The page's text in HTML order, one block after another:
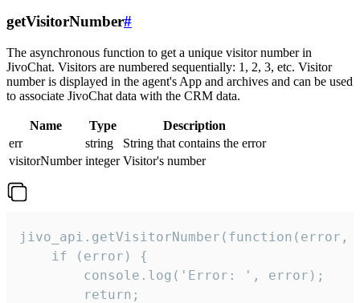
getVisitorNumber#
The asynchronous function to get a unique visitor number in
JivoChat. Visitors are numbered sequentially: 1, 2, 3, etc. Visitor
number is displayed in the agent's App and archives and can be used
to associate JivoChat data with the CRM data.
Name Type
Description
err
string
String that contains the error
visitorNumber integer Visitor's number
jivo_api.getVisitorNumber(function(error,
    if (error) {
        console.log('Error: ', error);
        return;